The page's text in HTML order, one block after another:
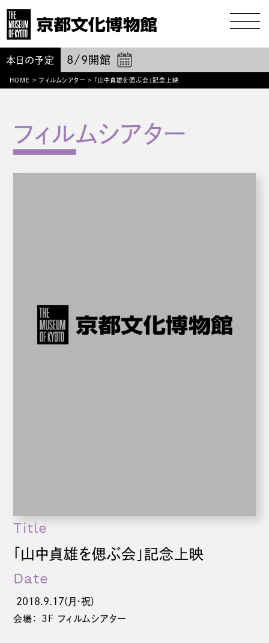
本日の予定 8/9 開館
HOME > フィルムシアター > 「山中貞雄を偲ぶ会」記念上映
Title
「山中貞雄を偲ぶ会」記念上映
Date
2018.9.17(月・祝)
会場： 3F フィルムシアター